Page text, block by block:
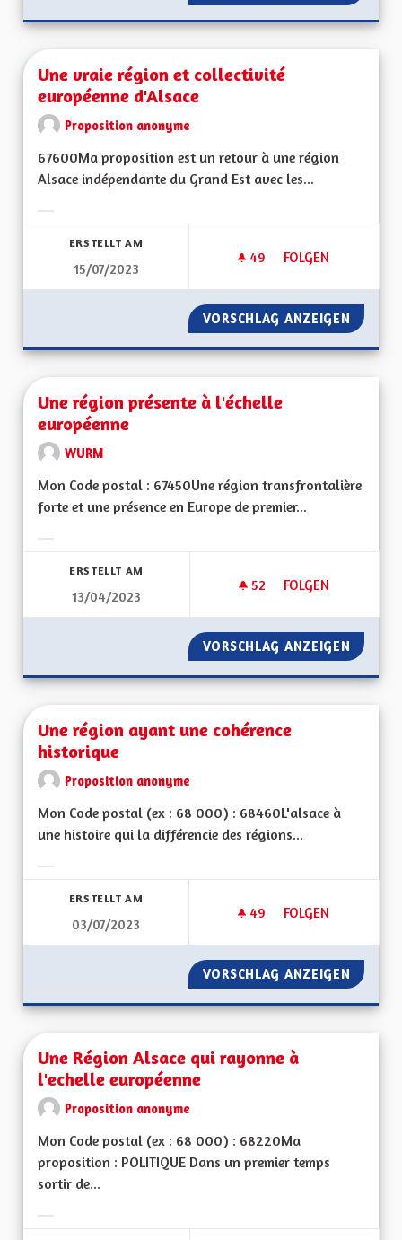
Une vraie région et collectivité
européenne d'Alsace
Proposition anonyme
67600Ma proposition est un retour à une région
Alsace indépendante du Grand Est avec les...
ERSTELLT AM
15/07/2023
49 49 FOLLOWER
FOLGEN
UNE VRAIE
VORSCHLAG ANZEIGEN UNE
Une région présente à l'échelle
européenne
WURM
Mon Code postal : 67450Une région transfrontalière
forte et une présence en Europe de premier...
ERSTELLT AM
13/04/2023
52 52 FOLLOWER
FOLGEN
UNE RÉGION
VORSCHLAG ANZEIGEN UNE
Une région ayant une cohérence
historique
Proposition anonyme
Mon Code postal (ex : 68 000) : 68460L'alsace à
une histoire qui la différencie des régions...
ERSTELLT AM
03/07/2023
49 49 FOLLOWER
FOLGEN
UNE RÉGION
VORSCHLAG ANZEIGEN UNE
Une Région Alsace qui rayonne à
l'echelle européenne
Proposition anonyme
Mon Code postal (ex : 68 000) : 68220Ma
proposition : POLITIQUE Dans un premier temps
sortir de...